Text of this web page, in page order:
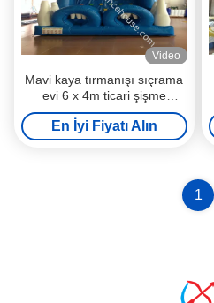
Video
Mavi kaya tırmanışı sıçrama
evi 6 x 4m ticari şişme
merdiven tırmanışı
En İyi Fiyatı Alın
1